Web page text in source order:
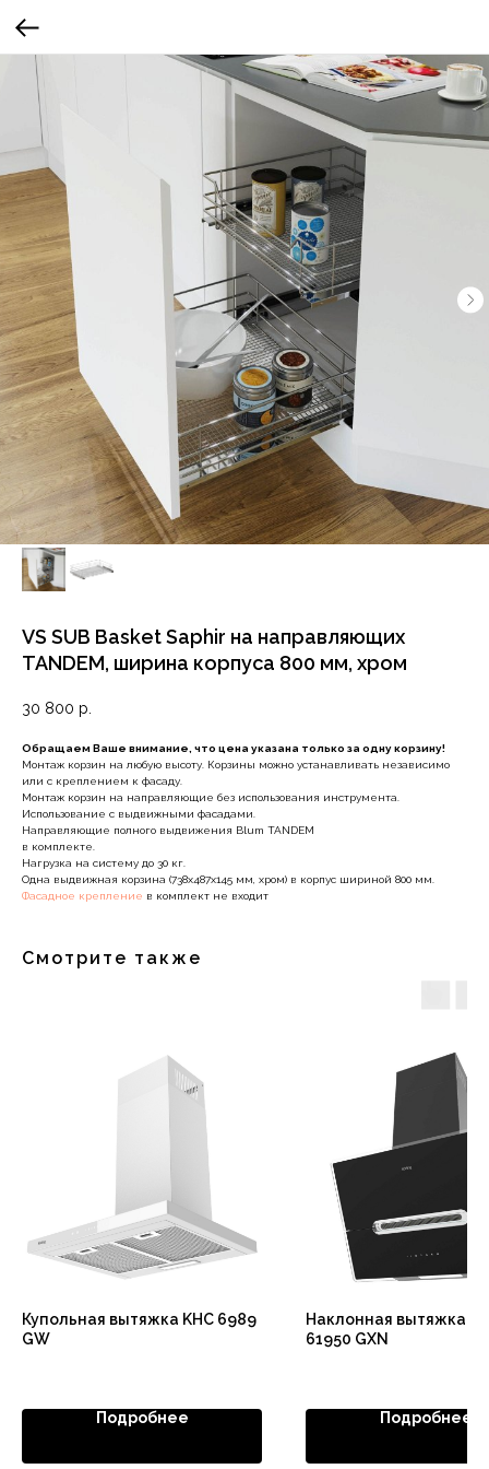
VS SUB Basket Saphir на направляющих
TANDEM, ширина корпуса 800 мм, хром
30 800 р.
Обращаем Ваше внимание, что цена указана только за одну корзину!
Монтаж корзин на любую высоту. Корзины можно устанавливать независимо
или с креплением к фасаду.
Монтаж корзин на направляющие без использования инструмента.
Использование с выдвижными фасадами.
Направляющие полного выдвижения Blum TANDEM
в комплекте.
Нагрузка на систему до 30 кг.
Одна выдвижная корзина (738х487х145 мм, хром) в корпус шириной 800 мм.
Фасадное крепление в комплект не входит
Смотрите также
Купольная вытяжка KHC 6989
GW
Подробнее
Наклонная вытяжка
61950 GXN
Подробнее